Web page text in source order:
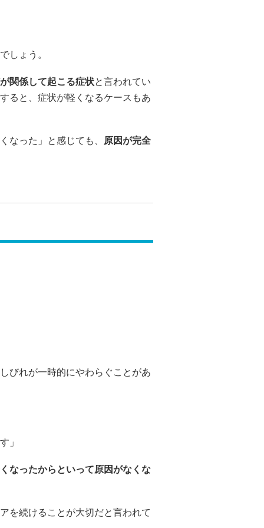
しょう。
関係して起こる症状と言われてい
ると、症状が軽くなるケースもあ
なった」と感じても、
原因が完全
びれが一時的にやわらぐことがあ
」
なったからといって原因がなくな
を続けることが大切だと言われて